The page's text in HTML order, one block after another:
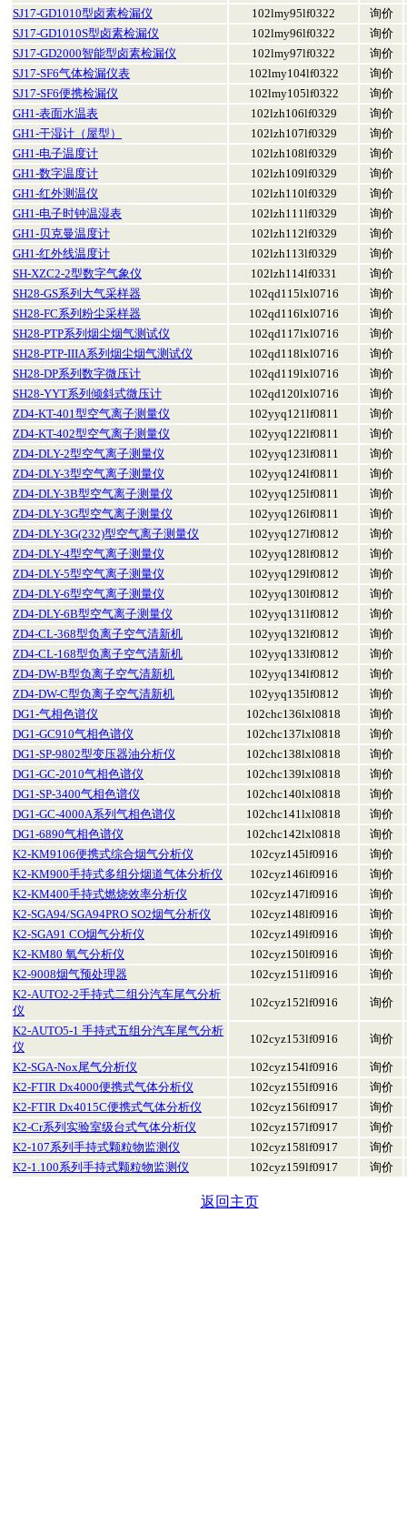
SJ17-GD1010型卤素检漏仪 102lmy95lf0322
询价
SJ17-GD1010S型卤素检漏仪
102lmy96lf0322
询价
SJ17-GD2000智能型卤素检漏仪
102lmy97lf0322
询价
SJ17-SF6气体检漏仪表
102lmy104lf0322
询价
SJ17-SF6便携检漏仪
102lmy105lf0322
询价
GH1-表面水温表
102lzh106lf0329
询价
GH1-干湿计（屋型）
102lzh107lf0329
询价
GH1-电子温度计
102lzh108lf0329
询价
GH1-数字温度计
102lzh109lf0329
询价
GH1-红外测温仪
102lzh110lf0329
询价
GH1-电子时钟温湿表
102lzh111lf0329
询价
GH1-贝克曼温度计
102lzh112lf0329
询价
GH1-红外线温度计
102lzh113lf0329
询价
SH-XZC2-2型数字气象仪
102lzh114lf0331
询价
SH28-GS系列大气采样器
102qd115lxl0716
询价
SH28-FC系列粉尘采样器
102qd116lxl0716
询价
SH28-PTP系列烟尘烟气测试仪
102qd117lxl0716
询价
SH28-PTP-IIIA系列烟尘烟气测试仪
102qd118lxl0716
询价
SH28-DP系列数字微压计
102qd119lxl0716
询价
SH28-YYT系列倾斜式微压计
102qd120lxl0716
询价
ZD4-KT-401型空气离子测量仪
102yyq121lf0811
询价
ZD4-KT-402型空气离子测量仪
102yyq122lf0811
询价
ZD4-DLY-2型空气离子测量仪
102yyq123lf0811
询价
ZD4-DLY-3型空气离子测量仪
102yyq124lf0811
询价
ZD4-DLY-3B型空气离子测量仪
102yyq125lf0811
询价
ZD4-DLY-3G型空气离子测量仪
102yyq126lf0811
询价
ZD4-DLY-3G(232)型空气离子测量仪
102yyq127lf0812
询价
ZD4-DLY-4型空气离子测量仪
102yyq128lf0812
询价
ZD4-DLY-5型空气离子测量仪
102yyq129lf0812
询价
ZD4-DLY-6型空气离子测量仪
102yyq130lf0812
询价
ZD4-DLY-6B型空气离子测量仪
102yyq131lf0812
询价
ZD4-CL-368型负离子空气清新机
102yyq132lf0812
询价
ZD4-CL-168型负离子空气清新机
102yyq133lf0812
询价
ZD4-DW-B型负离子空气清新机
102yyq134lf0812
询价
ZD4-DW-C型负离子空气清新机
102yyq135lf0812
询价
DG1-气相色谱仪
102chc136lxl0818
询价
DG1-GC910气相色谱仪
102chc137lxl0818
询价
DG1-SP-9802型变压器油分析仪
102chc138lxl0818
询价
DG1-GC-2010气相色谱仪
102chc139lxl0818
询价
DG1-SP-3400气相色谱仪
102chc140lxl0818
询价
DG1-GC-4000A系列气相色谱仪
102chc141lxl0818
询价
DG1-6890气相色谱仪
102chc142lxl0818
询价
K2-KM9106便携式综合烟气分析仪
102cyz145lf0916
询价
K2-KM900手持式多组分烟道气体分析仪
102cyz146lf0916
询价
K2-KM400手持式燃烧效率分析仪
102cyz147lf0916
询价
K2-SGA94/SGA94PRO SO2烟气分析仪
102cyz148lf0916
询价
K2-SGA91 CO烟气分析仪
102cyz149lf0916
询价
K2-KM80 氧气分析仪
102cyz150lf0916
询价
K2-9008烟气预处理器
102cyz151lf0916
询价
K2-AUTO2-2手持式二组分汽车尾气分析
仪
102cyz152lf0916 询价
K2-AUTO5-1 手持式五组分汽车尾气分析
仪
102cyz153lf0916 询价
K2-SGA-Nox尾气分析仪 102cyz154lf0916
询价
K2-FTIR Dx4000便携式气体分析仪
102cyz155lf0916
询价
K2-FTIR Dx4015C便携式气体分析仪
102cyz156lf0917
询价
K2-Cr系列实验室级台式气体分析仪
102cyz157lf0917
询价
K2-107系列手持式颗粒物监测仪
102cyz158lf0917
询价
K2-1.100系列手持式颗粒物监测仪
102cyz159lf0917 询价
返回主页